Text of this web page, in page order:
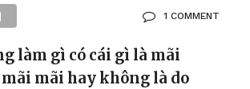
1 COMMENT
làm gì có cái gì là mãi
mãi hay không là do